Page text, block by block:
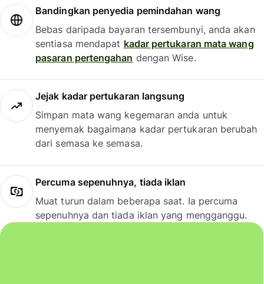
Bandingkan penyedia pemindahan wang
Bebas daripada bayaran tersembunyi, anda akan
sentiasa mendapat kadar pertukaran mata wang
pasaran pertengahan dengan Wise.
Jejak kadar pertukaran langsung
Simpan mata wang kegemaran anda untuk
menyemak bagaimana kadar pertukaran berubah
dari semasa ke semasa.
Percuma sepenuhnya, tiada iklan
Muat turun dalam beberapa saat. Ia percuma
sepenuhnya dan tiada iklan yang mengganggu.